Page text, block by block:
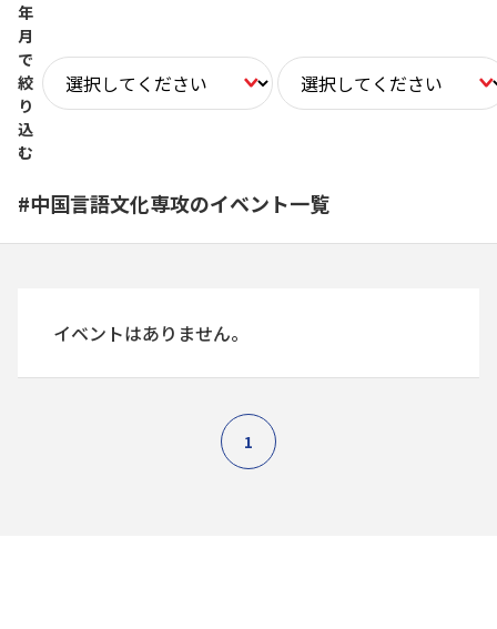
年
月
で
絞
り
込
む
#中国言語文化専攻のイベント一覧
イベントはありません。
1